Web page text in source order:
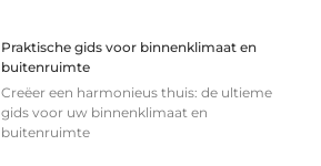
Praktische gids voor binnenklimaat en
buitenruimte
Creëer een harmonieus thuis: de ultieme
gids voor uw binnenklimaat en
buitenruimte